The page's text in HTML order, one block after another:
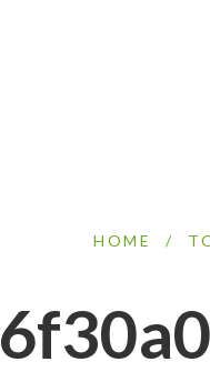
HOME /